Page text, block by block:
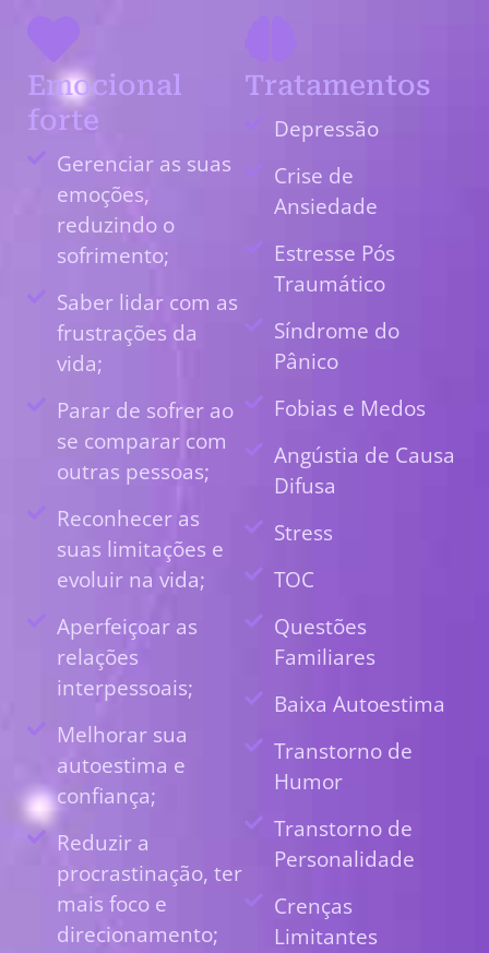
Emocional
forte
Gerenciar as suas
emoções,
reduzindo o
sofrimento;
Saber lidar com as
frustrações da
vida;
Parar de sofrer ao
se comparar com
outras pessoas;
Reconhecer as
suas limitações e
evoluir na vida;
Aperfeiçoar as
relações
interpessoais;
Melhorar sua
autoestima e
confiança;
Reduzir a
procrastinação, ter
mais foco e
direcionamento;
Tratamentos
Depressão
Crise de
Ansiedade
Estresse Pós
Traumático
Síndrome do
Pânico
Fobias e Medos
Angústia de Causa
Difusa
Stress
TOC
Questões
Familiares
Baixa Autoestima
Transtorno de
Humor
Transtorno de
Personalidade
Crenças
Limitantes